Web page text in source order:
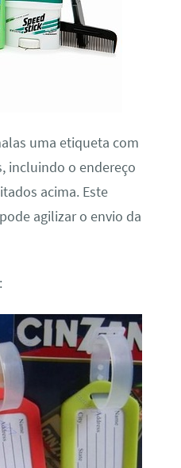
uma etiqueta com
incluindo o endereço
acima. Este
agilizar o envio da